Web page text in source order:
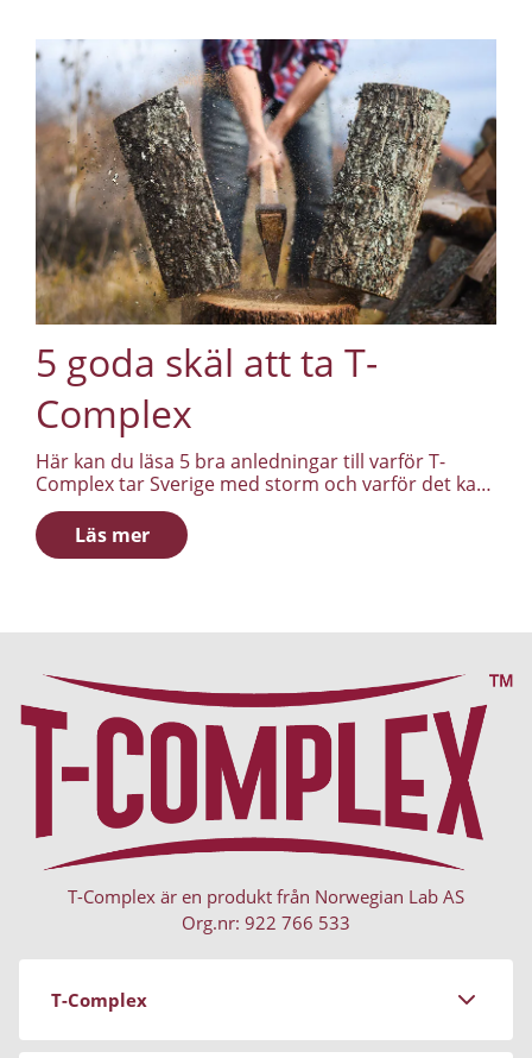
5 goda skäl att ta T-
Complex
Här kan du läsa 5 bra anledningar till varför T-
Complex tar Sverige med storm och varför det kan
vara smart att komplettera sin kost med T-
Complex.
Läs mer
T-Complex är en produkt från Norwegian Lab AS
Org.nr: 922 766 533
T-Complex